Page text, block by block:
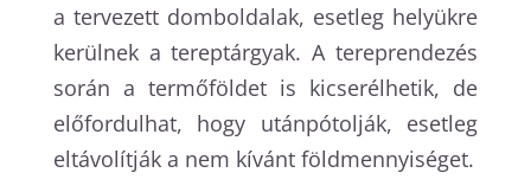
a tervezett domboldalak, esetleg helyükre
kerülnek a tereptárgyak. A tereprendezés
során a termőföldet is kicserélhetik, de
előfordulhat, hogy utánpótolják, esetleg
eltávolítják a nem kívánt földmennyiséget.